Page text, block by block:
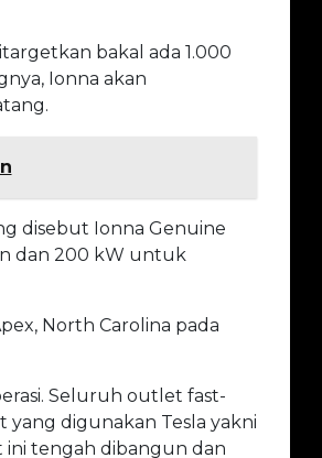
bakal ada 1.000
Ionna akan
disebut Ionna Genuine
dan 200 kW untuk
North Carolina pada
Seluruh outlet fast-
yang digunakan Tesla yakni
ini tengah dibangun dan